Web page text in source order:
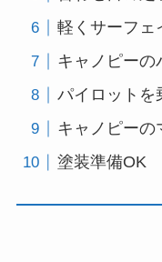
軽くサーフェ
キャノピーの
パイロットを
キャノピーの
塗装準備OK